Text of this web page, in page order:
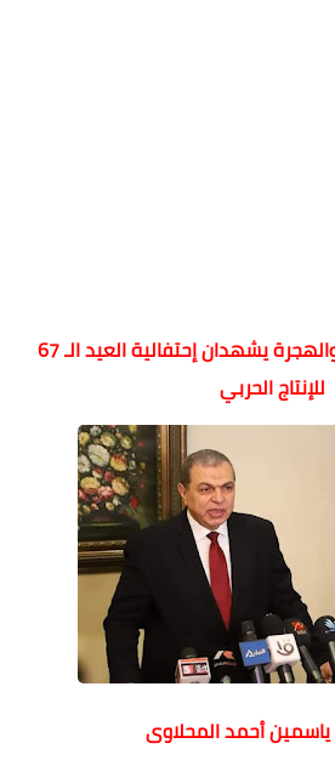
وزيرا القوي العاملة والهجرة يشهدان إحتفالية العيد الـ 67
للإنتاج الحربي
ياسمين أحمد المحلاوى